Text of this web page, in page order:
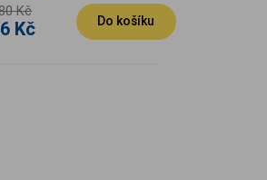
Kč
Kč Do košíku